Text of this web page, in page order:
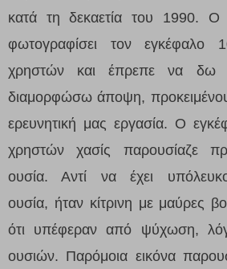
κατά τη δεκαετία του 1990. Ο
φωτογραφίσει τον εγκέφαλο
χρηστών και έπρεπε να δω
διαμορφώσω άποψη,
ερευνητική μας εργασία. Ο
χρηστών χασίς παρουσίαζε
ουσία. Αντί να έχει
ουσία, ήταν κίτρινη με μαύρες
ότι υπέφεραν από ψύχωση,
ουσιών. Παρόμοια εικόνα